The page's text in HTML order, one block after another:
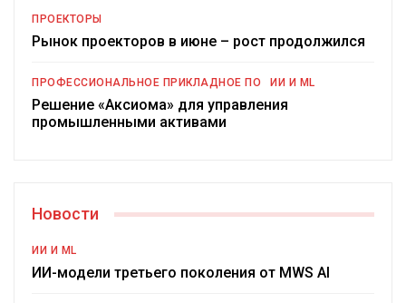
ПРОЕКТОРЫ
Рынок проекторов в июне – рост продолжился
ПРОФЕССИОНАЛЬНОЕ ПРИКЛАДНОЕ ПО ИИ И ML
Решение «Аксиома» для управления
промышленными активами
Новости
ИИ И ML
ИИ-модели третьего поколения от MWS AI